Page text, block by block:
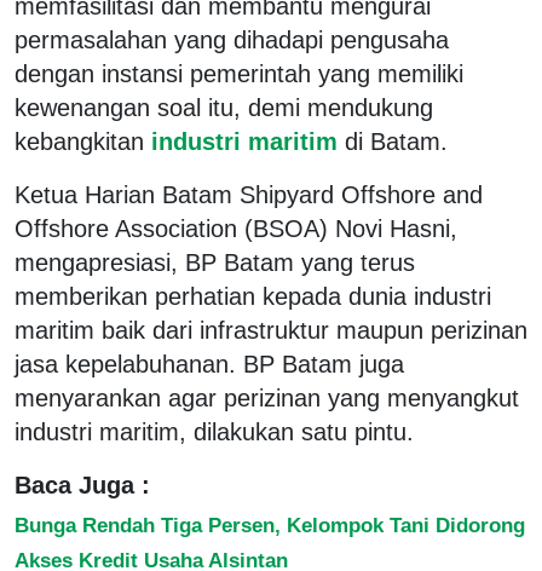
memfasilitasi dan membantu mengurai
permasalahan yang dihadapi pengusaha
dengan instansi pemerintah yang memiliki
kewenangan soal itu, demi mendukung
kebangkitan industri maritim di Batam.
Ketua Harian Batam Shipyard Offshore and
Offshore Association (BSOA) Novi Hasni,
mengapresiasi, BP Batam yang terus
memberikan perhatian kepada dunia industri
maritim baik dari infrastruktur maupun perizinan
jasa kepelabuhanan. BP Batam juga
menyarankan agar perizinan yang menyangkut
industri maritim, dilakukan satu pintu.
Baca Juga :
Bunga Rendah Tiga Persen, Kelompok Tani Didorong
Akses Kredit Usaha Alsintan